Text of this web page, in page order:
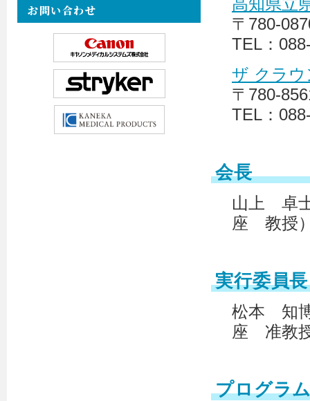
お問い合わせ
高知県立
〒780-
TEL：
ザ クラウ
〒780-
TEL：
会長
山上 卓
座 教授
実行委員長
松本 知
座 准教
プログラ